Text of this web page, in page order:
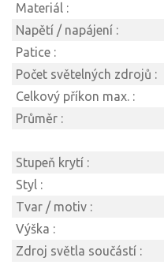
Materiál :
Napětí / napájení :
Patice :
Počet světelných zdrojů :
Celkový příkon max. :
Průměr :
Stupeň krytí :
Styl :
Tvar / motiv :
Výška :
Zdroj světla součástí :